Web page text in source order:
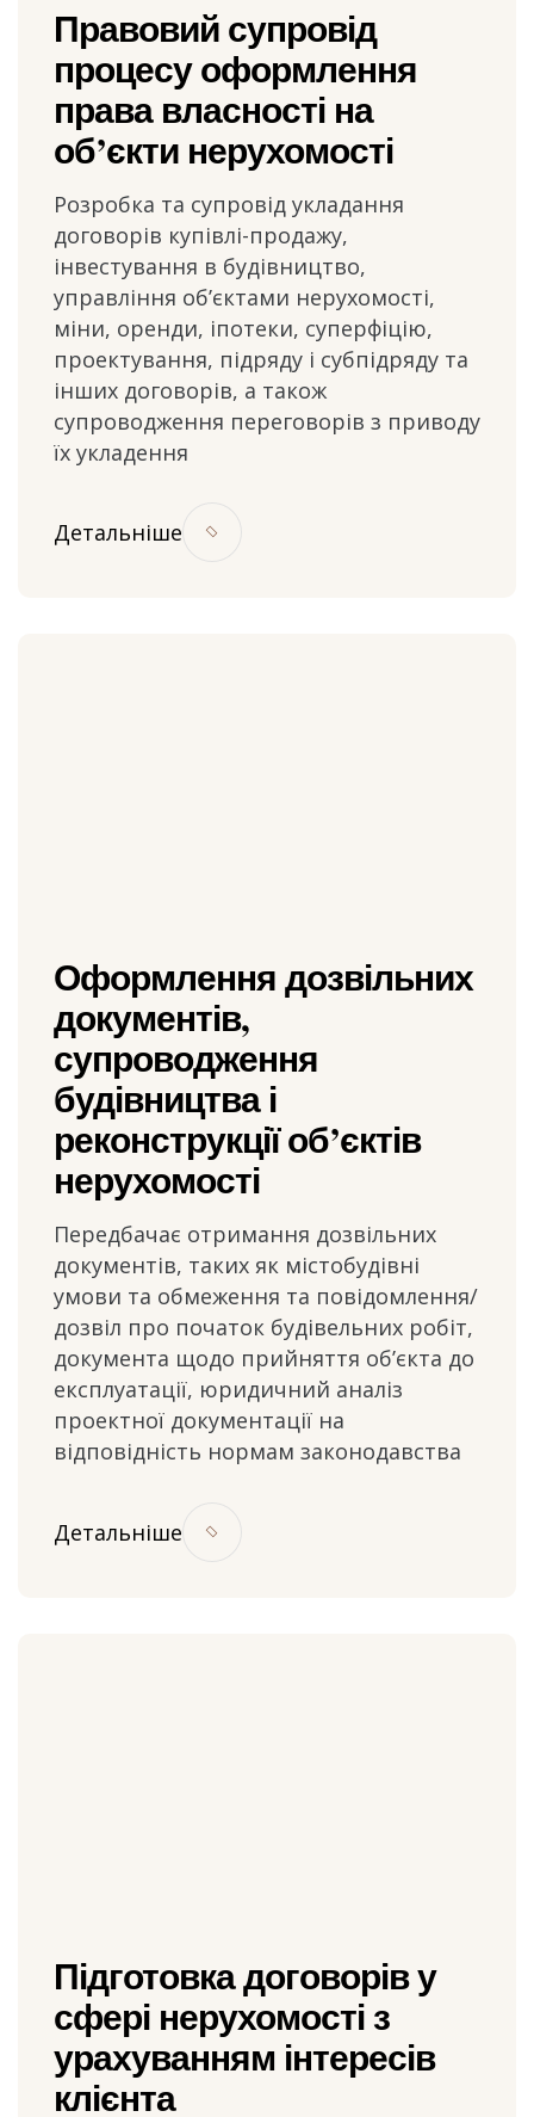
Правовий супровід
процесу оформлення
права власності на
об’єкти нерухомості
Розробка та супровід укладання
договорів купівлі-продажу,
інвестування в будівництво,
управління об’єктами нерухомості,
міни, оренди, іпотеки, суперфіцію,
проектування, підряду і субпідряду та
інших договорів, а також
супроводження переговорів з приводу
їх укладення
Детальніше
Оформлення дозвільних
документів,
супроводження
будівництва і
реконструкції об’єктів
нерухомості
Передбачає отримання дозвільних
документів, таких як містобудівні
умови та обмеження та повідомлення/
дозвіл про початок будівельних робіт,
документа щодо прийняття об’єкта до
експлуатації, юридичний аналіз
проектної документації на
відповідність нормам законодавства
Детальніше
Підготовка договорів у
сфері нерухомості з
урахуванням інтересів
клієнта